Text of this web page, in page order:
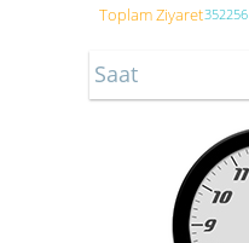
Toplam Ziyaret352256
Saat